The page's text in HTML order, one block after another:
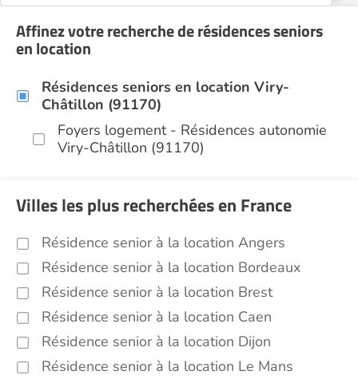
Affinez votre recherche de résidences seniors
en location
Résidences seniors en location Viry-
Châtillon (91170)
Foyers logement - Résidences autonomie
Viry-Châtillon (91170)
Villes les plus recherchées en France
Résidence senior à la location Angers
Résidence senior à la location Bordeaux
Résidence senior à la location Brest
Résidence senior à la location Caen
Résidence senior à la location Dijon
Résidence senior à la location Le Mans